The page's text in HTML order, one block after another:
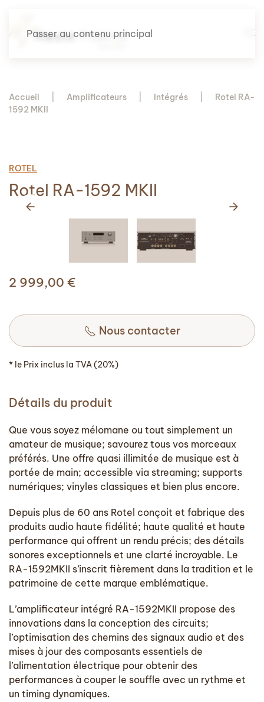
Passer au contenu principal
Accueil Amplificateurs Intégrés
Rotel RA-
1592 MKII
ROTEL
Rotel RA-1592 MKII
2 999,00 €
Nous contacter
* le Prix inclus la TVA (20%)
Détails du produit
Que vous soyez mélomane ou tout simplement un
amateur de musique; savourez tous vos morceaux
préférés. Une offre quasi illimitée de musique est à
portée de main; accessible via streaming; supports
numériques; vinyles classiques et bien plus encore.
Depuis plus de 60 ans Rotel conçoit et fabrique des
produits audio haute fidélité; haute qualité et haute
performance qui offrent un rendu précis; des détails
sonores exceptionnels et une clarté incroyable. Le
RA-1592MKII s’inscrit fièrement dans la tradition et le
patrimoine de cette marque emblématique.
L’amplificateur intégré RA-1592MKII propose des
innovations dans la conception des circuits;
l’optimisation des chemins des signaux audio et des
mises à jour des composants essentiels de
l’alimentation électrique pour obtenir des
performances à couper le souffle avec un rythme et
un timing dynamiques.